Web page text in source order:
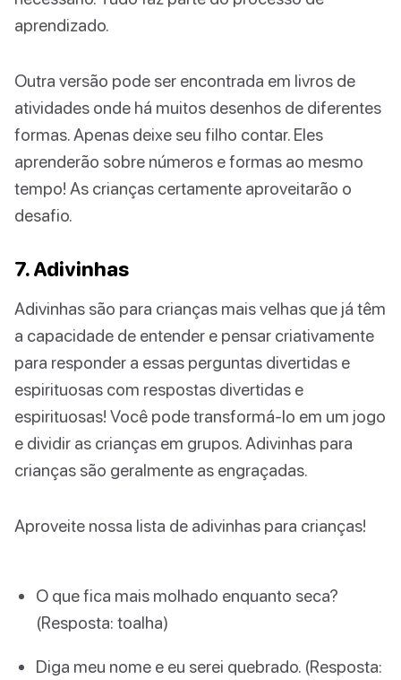
aprendizado.
Outra versão pode ser encontrada em livros de
atividades onde há muitos desenhos de diferentes
formas. Apenas deixe seu filho contar. Eles
aprenderão sobre números e formas ao mesmo
tempo! As crianças certamente aproveitarão o
desafio.
7. Adivinhas
Adivinhas são para crianças mais velhas que já têm
a capacidade de entender e pensar criativamente
para responder a essas perguntas divertidas e
espirituosas com respostas divertidas e
espirituosas! Você pode transformá-lo em um jogo
e dividir as crianças em grupos. Adivinhas para
crianças são geralmente as engraçadas.
Aproveite nossa lista de adivinhas para crianças!
O que fica mais molhado enquanto seca?
(Resposta: toalha)
Diga meu nome e eu serei quebrado. (Resposta: